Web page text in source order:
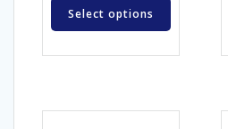
Select options